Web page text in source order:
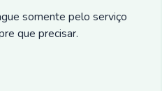
somente pelo serviço
que precisar.